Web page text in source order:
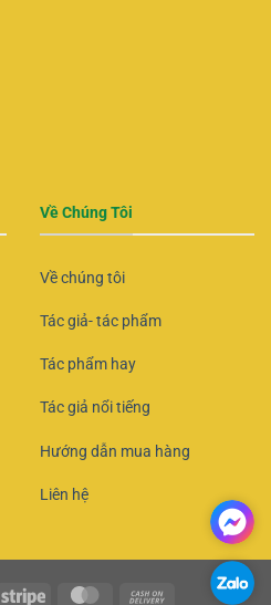
Về Chúng Tôi
Về chúng tôi
Tác giả- tác phẩm
Tác phẩm hay
Tác giả nổi tiếng
Hướng dẫn mua hàng
Liên hệ